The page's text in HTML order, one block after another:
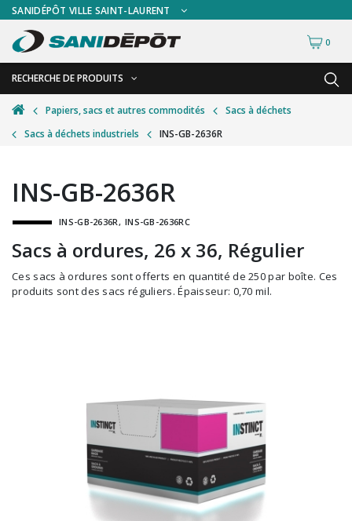
SANIDÉPÔT VILLE SAINT-LAURENT
0
RECHERCHE DE PRODUITS
RETOUR
Accessoires de sécurité
Accessoires pour le lavage de mur
Accessoires pour salles de bain
Alimentaire
Autres accessoires
Chariots et manutention
Distributrices et supports
Grattoirs, moutons et racloirs pour vitres/planchers
RETOUR
Gants
Plexiglas
Signalisations
Test de diagnostic
Thermomètre
Papiers, sacs et autres commodités
Sacs à déchets
Sacs à déchets industriels
INS-GB-2636R
INS-GB-2636R
INS-GB-2636R INS-GB-2636RC
Sacs à ordures, 26 x 36, Régulier
Ces sacs à ordures sont offerts en quantité de 250 par boîte. Ces
produits sont des sacs réguliers. Épaisseur: 0,70 mil.